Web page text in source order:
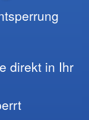
direkt in Ihr